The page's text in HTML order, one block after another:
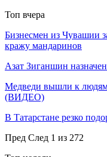
Топ вчера
Бизнесмен из Чувашии
кражу мандаринов
Азат Зиганшин
Медведи вышли к людям
(ВИДЕО)
В Татарстане резко
Пред След 1 из 272